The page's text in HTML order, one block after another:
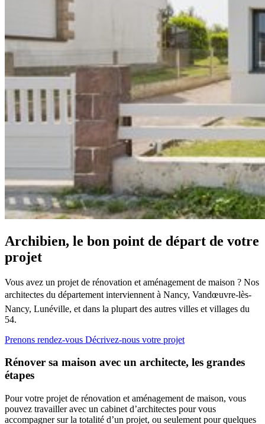
Archibien, le bon point de départ de votre
projet
Vous avez un projet de rénovation et aménagement de maison ? Nos
architectes du département interviennent à Nancy, Vandœuvre-lès-
Nancy, Lunéville, et dans la plupart des autres villes et villages du
54.
Prenons rendez-vous Décrivez-nous votre projet
Rénover sa maison avec un architecte, les grandes
étapes
Pour votre projet de rénovation et aménagement de maison, vous
pouvez travailler avec un cabinet d’architectes pour vous
accompagner sur la totalité d’un projet, ou seulement pour quelques